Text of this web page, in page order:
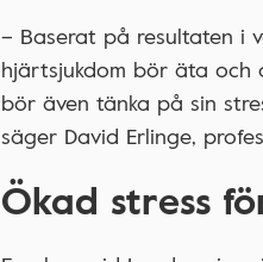
– Baserat på resultaten i
hjärtsjukdom bör äta och
bör även tänka på sin
säger David Erlinge,
Ökad stress